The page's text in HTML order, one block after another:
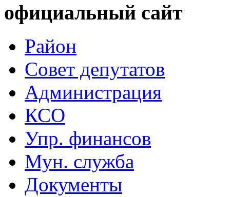
официальный сайт
Район
Совет депутатов
Администрация
КСО
Упр. финансов
Мун. служба
Документы